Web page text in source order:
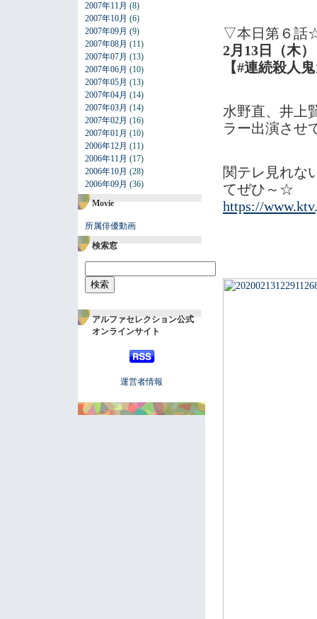
2007年11月 (8)
2007年10月 (6)
2007年09月 (9)
2007年08月 (11)
2007年07月 (13)
2007年06月 (10)
2007年05月 (13)
2007年04月 (14)
2007年03月 (14)
2007年02月 (16)
2007年01月 (10)
2006年12月 (11)
2006年11月 (17)
2006年10月 (28)
2006年09月 (36)
Movie
所属俳優動画
検索窓
アルファセレクション公式
オンラインサイト
運営者情報
▽本日第６話
2月13日（木
【#連続殺人
水野直、井上
ラー出演させ
関テレ見れな
てぜひ～☆
https://